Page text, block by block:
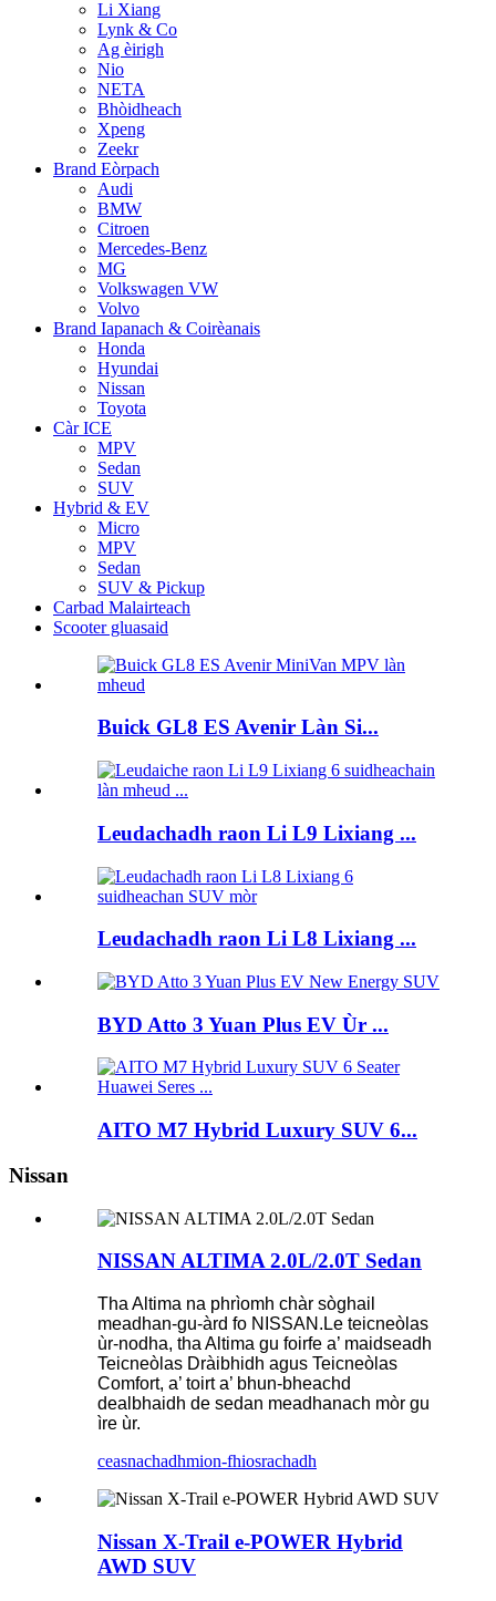
Li Xiang
Lynk & Co
Ag èirigh
Nio
NETA
Bhòidheach
Xpeng
Zeekr
Brand Eòrpach
Audi
BMW
Citroen
Mercedes-Benz
MG
Volkswagen VW
Volvo
Brand Iapanach & Coirèanais
Honda
Hyundai
Nissan
Toyota
Càr ICE
MPV
Sedan
SUV
Hybrid & EV
Micro
MPV
Sedan
SUV & Pickup
Carbad Malairteach
Scooter gluasaid
Buick GL8 ES Avenir Làn Si...
Leudachadh raon Li L9 Lixiang ...
Leudachadh raon Li L8 Lixiang ...
BYD Atto 3 Yuan Plus EV Ùr ...
AITO M7 Hybrid Luxury SUV 6...
Nissan
NISSAN ALTIMA 2.0L/2.0T Sedan
Tha Altima na phrìomh chàr sòghail
meadhan-gu-àrd fo NISSAN.Le teicneòlas
ùr-nodha, tha Altima gu foirfe a’ maidseadh
Teicneòlas Dràibhidh agus Teicneòlas
Comfort, a’ toirt a’ bhun-bheachd
dealbhaidh de sedan meadhanach mòr gu
ìre ùr.
ceasnachadhmion-fhiosrachadh
Nissan X-Trail e-POWER Hybrid
AWD SUV